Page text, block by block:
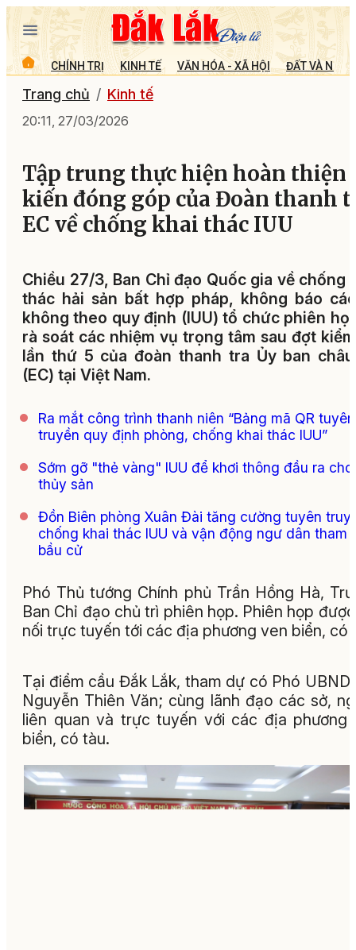
CHÍNH TRỊ KINH TẾ VĂN HÓA - XÃ HỘI ĐẤT VÀ
Trang chủ Kinh tế
20:11, 27/03/2026
Tập trung thực hiện hoàn thiện
kiến đóng góp của Đoàn thanh
EC về chống khai thác IUU
Chiều 27/3, Ban Chỉ đạo Quốc gia về chống
thác hải sản bất hợp pháp, không báo
không theo quy định (IUU) tổ chức phiên
rà soát các nhiệm vụ trọng tâm sau đợt
lần thứ 5 của đoàn thanh tra Ủy ban
(EC) tại Việt Nam.
Ra mắt công trình thanh niên “Bảng mã QR tuyên
truyền quy định phòng, chống khai thác IUU”
Sớm gỡ "thẻ vàng" IUU để khơi thông đầu ra cho
thủy sản
Đồn Biên phòng Xuân Đài tăng cường tuyên
chống khai thác IUU và vận động ngư dân tham
bầu cử
Phó Thủ tướng Chính phủ Trần Hồng Hà,
Ban Chỉ đạo chủ trì phiên họp. Phiên họp
nối trực tuyến tới các địa phương ven biển, có
Tại điểm cầu Đắk Lắk, tham dự có Phó UBND
Nguyễn Thiên Văn; cùng lãnh đạo các sở,
liên quan và trực tuyến với các địa phương
biển, có tàu.